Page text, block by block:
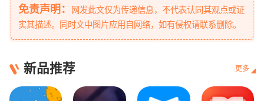
免责声明：
网发此文仅为传递信息，不代表认同其观点或证
实其描述。同时文中图片应用自网络，如有侵权请联系删除。
新品推荐 更多